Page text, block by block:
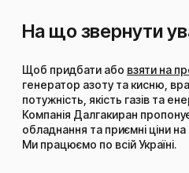
На що звернути
Щоб придбати або взяти на
генератор азоту та кисню,
потужність, якість газів та
Компанія Далгакиран
обладнання та приємні ціни
Ми працюємо по всій Україні.